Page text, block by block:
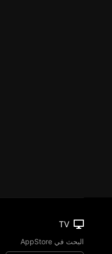
TV
البحث في AppStore